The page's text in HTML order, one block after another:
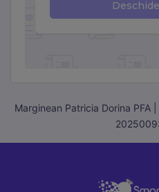
Marginean Patricia Dorina PFA